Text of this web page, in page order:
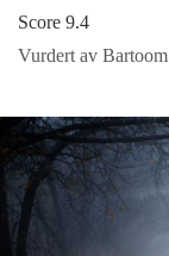
Score 9.4
Vurdert av Bartoom